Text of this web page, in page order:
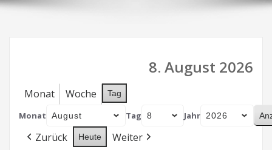
8. August 2026
Monat Woche Tag
Monat Tag Jahr
Zurück Heute Weiter